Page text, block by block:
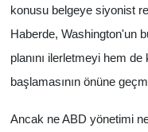
konusu belgeye siyonist
Haberde, Washington'un
planını ilerletmeyi hem
başlamasının önüne
Ancak ne ABD yönetimi